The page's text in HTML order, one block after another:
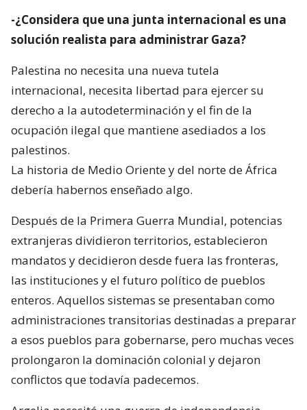
-¿Considera que una junta internacional es una
solución realista para administrar Gaza?
Palestina no necesita una nueva tutela
internacional, necesita libertad para ejercer su
derecho a la autodeterminación y el fin de la
ocupación ilegal que mantiene asediados a los
palestinos.
La historia de Medio Oriente y del norte de África
debería habernos enseñado algo.
Después de la Primera Guerra Mundial, potencias
extranjeras dividieron territorios, establecieron
mandatos y decidieron desde fuera las fronteras,
las instituciones y el futuro político de pueblos
enteros. Aquellos sistemas se presentaban como
administraciones transitorias destinadas a preparar
a esos pueblos para gobernarse, pero muchas veces
prolongaron la dominación colonial y dejaron
conflictos que todavía padecemos.